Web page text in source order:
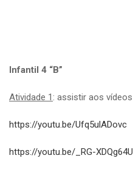
Infantil 4 “B”
Atividade 1 : assistir aos vídeos
https://youtu.be/Ufq5ulADovc
https://youtu.be/_RG-XDQg64U